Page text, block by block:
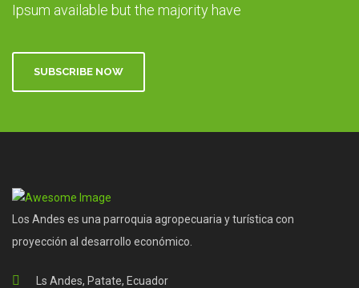
Ipsum available but the majority have
SUBSCRIBE NOW
Los Andes es una parroquia agropecuaria y turística con
proyección al desarrollo económico.
Ls Andes, Patate, Ecuador